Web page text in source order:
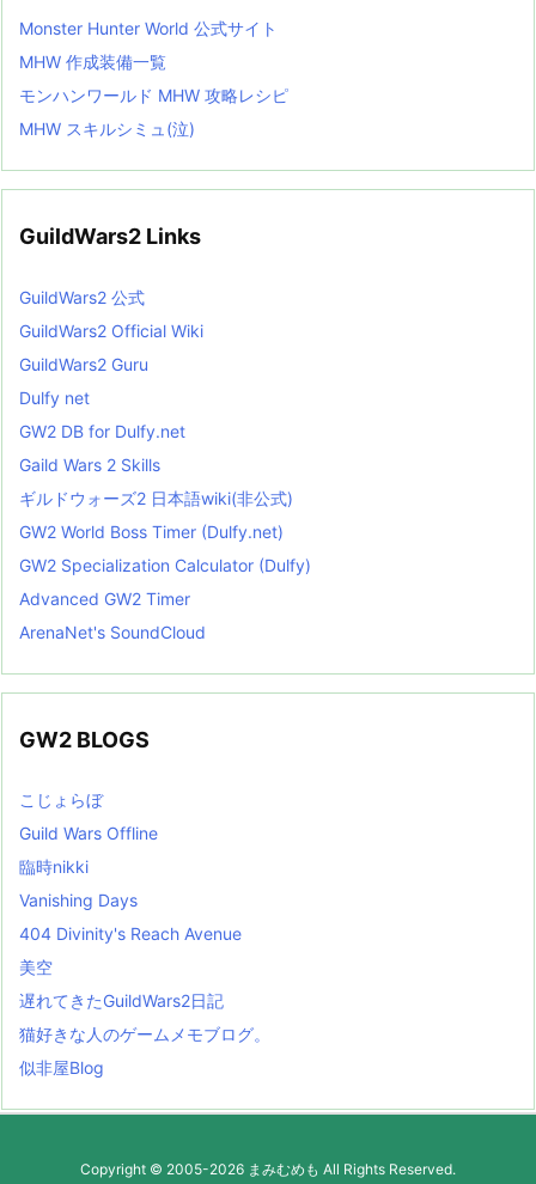
Monster Hunter World 公式サイト
MHW 作成装備一覧
モンハンワールド MHW 攻略レシピ
MHW スキルシミュ(泣)
GuildWars2 Links
GuildWars2 公式
GuildWars2 Official Wiki
GuildWars2 Guru
Dulfy net
GW2 DB for Dulfy.net
Gaild Wars 2 Skills
ギルドウォーズ2 日本語wiki(非公式)
GW2 World Boss Timer (Dulfy.net)
GW2 Specialization Calculator (Dulfy)
Advanced GW2 Timer
ArenaNet's SoundCloud
GW2 BLOGS
こじょらぼ
Guild Wars Offline
臨時nikki
Vanishing Days
404 Divinity's Reach Avenue
美空
遅れてきたGuildWars2日記
猫好きな人のゲームメモブログ。
似非屋Blog
Copyright © 2005-2026 まみむめも All Rights Reserved.